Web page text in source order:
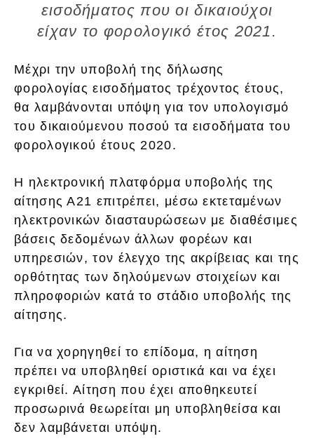
εισοδήματος που οι δικαιούχοι
είχαν το φορολογικό έτος 2021.
Μέχρι την υποβολή της δήλωσης
φορολογίας εισοδήματος τρέχοντος έτους,
θα λαμβάνονται υπόψη για τον υπολογισμό
του δικαιούμενου ποσού τα εισοδήματα του
φορολογικού έτους 2020.
Η ηλεκτρονική πλατφόρμα υποβολής της
αίτησης Α21 επιτρέπει, μέσω εκτεταμένων
ηλεκτρονικών διασταυρώσεων με διαθέσιμες
βάσεις δεδομένων άλλων φορέων και
υπηρεσιών, τον έλεγχο της ακρίβειας και της
ορθότητας των δηλούμενων στοιχείων και
πληροφοριών κατά το στάδιο υποβολής της
αίτησης.
Για να χορηγηθεί το επίδομα, η αίτηση
πρέπει να υποβληθεί οριστικά και να έχει
εγκριθεί. Αίτηση που έχει αποθηκευτεί
προσωρινά θεωρείται μη υποβληθείσα και
δεν λαμβάνεται υπόψη.